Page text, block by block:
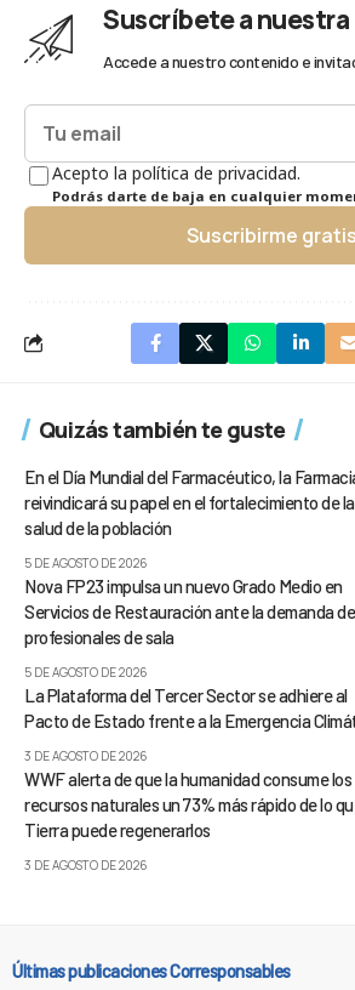
Suscríbete a
Accede a nuestro contenido e
Acepto la política de privacidad.
Podrás darte de baja en cualquier
Suscribirme gratis
Quizás también te guste
En el Día Mundial del Farmacéutico, la
reivindicará su papel en el fortalecimiento de la
salud de la población
5 DE AGOSTO DE 2026
Nova FP23 impulsa un nuevo Grado Medio en
Servicios de Restauración ante la demanda de
profesionales de sala
5 DE AGOSTO DE 2026
La Plataforma del Tercer Sector se adhiere al
Pacto de Estado frente a la Emergencia
3 DE AGOSTO DE 2026
WWF alerta de que la humanidad consume los
recursos naturales un 73% más rápido de lo
Tierra puede regenerarlos
3 DE AGOSTO DE 2026
Últimas publicaciones Corresponsables